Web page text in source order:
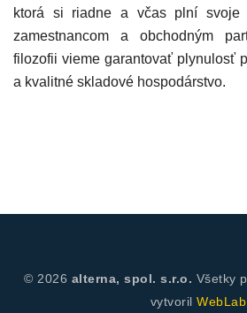
ktorá si riadne a včas plní svoje
zamestnancom a obchodným
filozofii vieme garantovať plynulosť
a kvalitné skladové hospodárstvo.
© 2026 alterna, spol. s.r.o. Všetky
vytvorilWebLab